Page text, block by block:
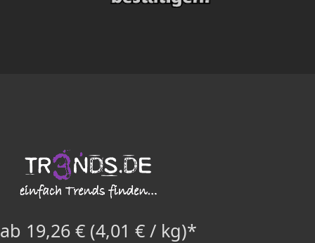
ab 19,26 € (4,01 € / kg)*